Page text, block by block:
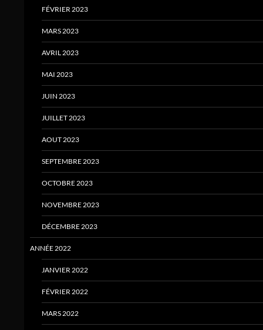
FÉVRIER 2023
MARS 2023
AVRIL 2023
MAI 2023
JUIN 2023
JUILLET 2023
AOUT 2023
SEPTEMBRE 2023
OCTOBRE 2023
NOVEMBRE 2023
DÉCEMBRE 2023
ANNÉE 2022
JANVIER 2022
FÉVRIER 2022
MARS 2022